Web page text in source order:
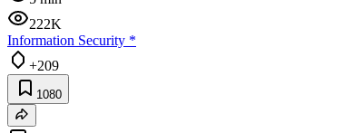
222K
Information Security *
+209
1080